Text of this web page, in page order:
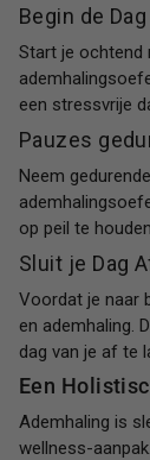
Begin de
Start je ochtend
een stressvrije
Pauzes
Neem
op peil te
Sluit je Dag
Voordat je naar
en ademhaling.
dag van je af te
Een
Ademhaling is
wellness-